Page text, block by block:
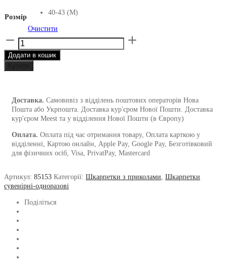
Розмір
40-43 (M)
Очистити
Шкарпетки
1and1
з
Додати в кошик
Доставка. Самовивіз з відділень поштових операторів Нова
Пошта або Укрпошта. Доставка кур'єром Нової Пошти. Доставка
кур'єром Meest та у відділення Нової Пошти (в Європу)
Оплата. Оплата під час отримання товару, Оплата карткою у
відділенні, Картою онлайн, Apple Pay, Google Pay, Безготівковий
для фізичних осіб, Visa, PrivatPay, Mastercard
Артикул: 85153 Категорії: Шкарпетки з приколами, Шкарпетки
сувенірні-одноразові
Поділіться